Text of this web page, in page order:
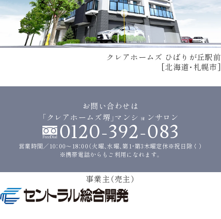
クレアホームズ ひばりが丘駅前
[北海道・札幌市]
お問い合わせは
「クレアホームズ堺」マンションサロン
0120-392-083
営業時間／10：00〜18：00（火曜、水曜、第1・第3木曜定休※祝日除く）
※携帯電話からもご利用になれます。
事業主（売主）